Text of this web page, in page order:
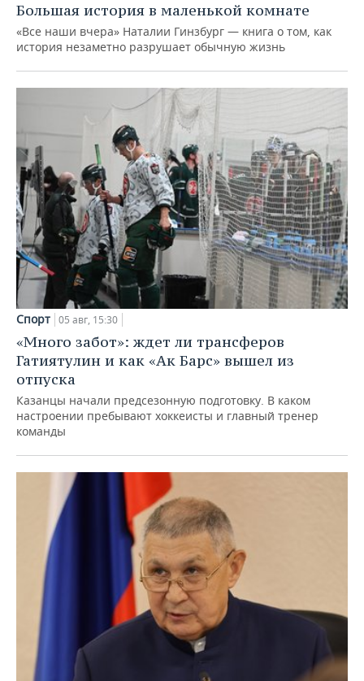
Большая история в маленькой комнате
«Все наши вчера» Наталии Гинзбург — книга о том, как
история незаметно разрушает обычную жизнь
Спорт 05 авг, 15:30
«Много забот»: ждет ли трансферов
Гатиятулин и как «Ак Барс» вышел из
отпуска
Казанцы начали предсезонную подготовку. В каком
настроении пребывают хоккеисты и главный тренер
команды